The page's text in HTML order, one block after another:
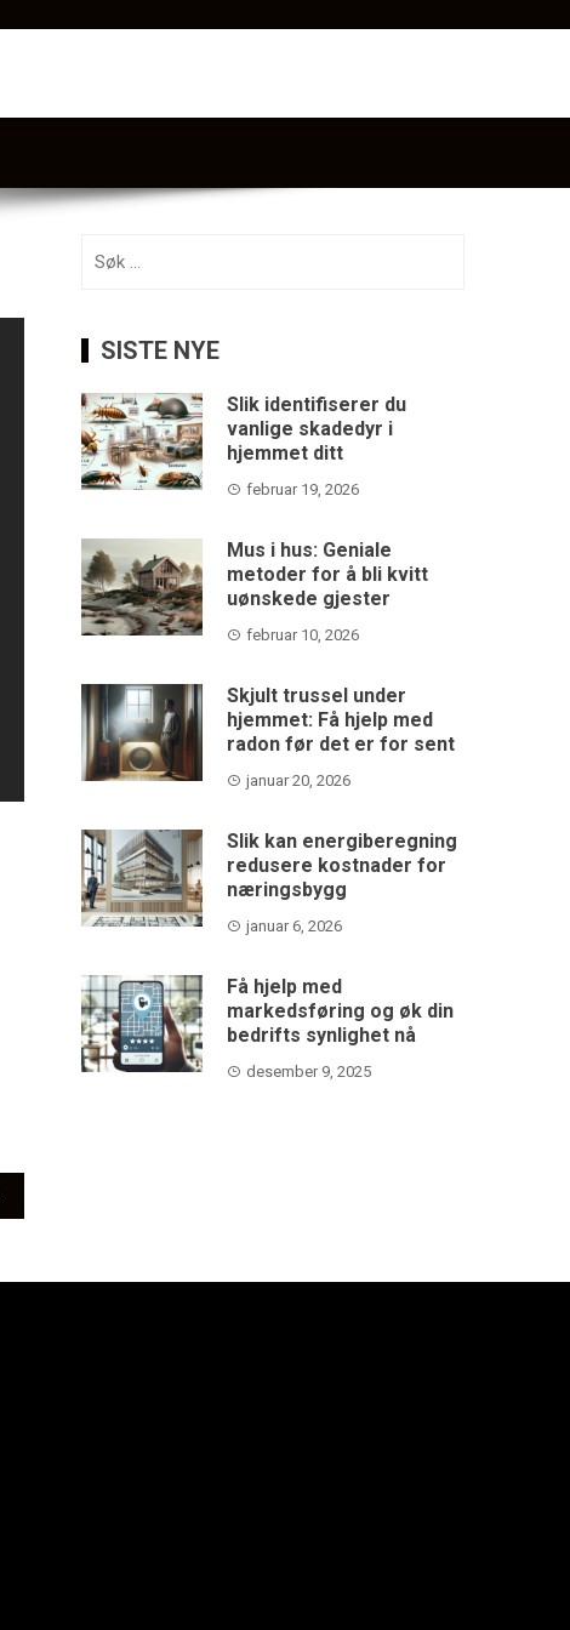
etter:
SISTE NYE
Slik identifiserer du
vanlige skadedyr i
hjemmet ditt
februar 19, 2026
Mus i hus: Geniale
metoder for å bli kvitt
uønskede gjester
februar 10, 2026
Skjult trussel under
hjemmet: Få hjelp med
radon før det er for sent
januar 20, 2026
Slik kan energiberegning
redusere kostnader for
næringsbygg
januar 6, 2026
Få hjelp med
markedsføring og øk din
bedrifts synlighet nå
desember 9, 2025